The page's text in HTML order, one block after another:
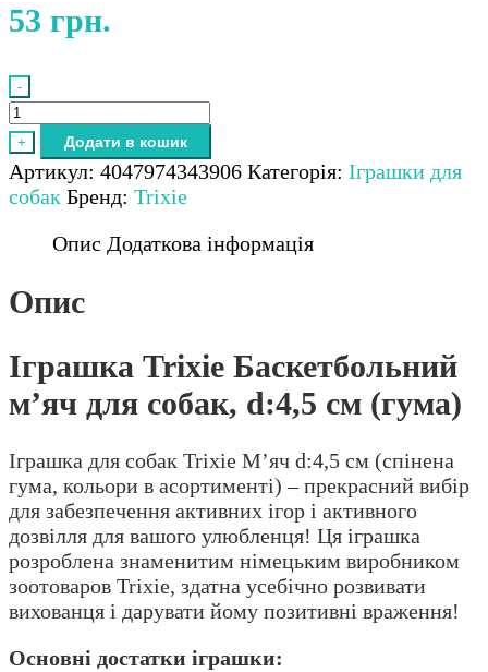
53 грн.
-
Іграшка
Trixie
Баскетбольний
м'яч
для
собак,
(гума)
+ Додати в кошик
Артикул: 4047974343906 Категорія: Іграшки для
собак Бренд: Trixie
Опис Додаткова інформація
Опис
Іграшка Trixie Баскетбольний
м’яч для собак, d:4,5 см (гума)
Іграшка для собак Trixie М’яч d:4,5 см (спінена
гума, кольори в асортименті) – прекрасний вибір
для забезпечення активних ігор і активного
дозвілля для вашого улюбленця! Ця іграшка
розроблена знаменитим німецьким виробником
зоотоваров Trixie, здатна усебічно розвивати
вихованця і дарувати йому позитивні враження!
Основні достатки іграшки: